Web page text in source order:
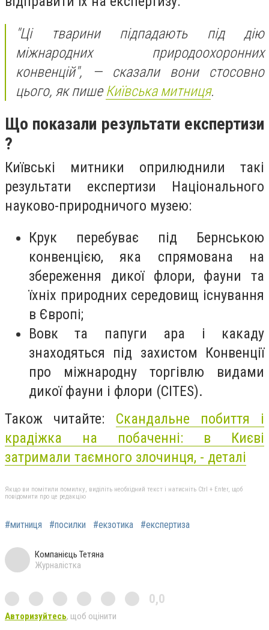
"‎Ці тварини підпадають під дію
міжнародних природоохоронних
конвенцій"‎, — сказали вони стосовно
цього, як пише Київська митниця.
Що показали результати експертизи
?
Київські митники оприлюднили такі
результати експертизи Національного
науково-природничого музею:
Крук перебуває під Бернською
конвенцією, яка спрямована на
збереження дикої флори, фауни та
їхніх природних середовищ існування
в Європі;
Вовк та папуги ара і какаду
знаходяться під захистом Конвенції
про міжнародну торгівлю видами
дикої фауни і флори (CITES).
Також читайте: Скандальне побиття і
крадіжка на побаченні: в Києві
затримали таємного злочинця, - деталі
Якщо ви помітили помилку, виділіть необхідний текст і натисніть Ctrl + Enter, щоб
повідомити про це редакцію
#митниця #посилки #екзотика #експертиза
Компанієць Тетяна
Журналістка
0,0
Авторизуйтесь, щоб оцінити